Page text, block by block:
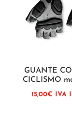
GUANTE
CICLISMO
15,00€ IVA